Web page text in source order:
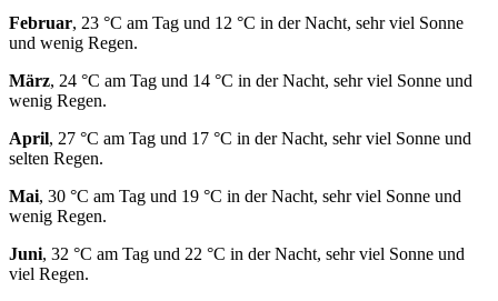
Februar, 23 °C am Tag und 12 °C in der Nacht, sehr viel Sonne
und wenig Regen.
März, 24 °C am Tag und 14 °C in der Nacht, sehr viel Sonne und
wenig Regen.
April, 27 °C am Tag und 17 °C in der Nacht, sehr viel Sonne und
selten Regen.
Mai, 30 °C am Tag und 19 °C in der Nacht, sehr viel Sonne und
wenig Regen.
Juni, 32 °C am Tag und 22 °C in der Nacht, sehr viel Sonne und
viel Regen.